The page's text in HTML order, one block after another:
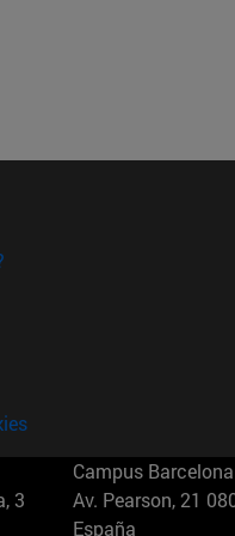
3
Campus
Av. Pearson, 21
España